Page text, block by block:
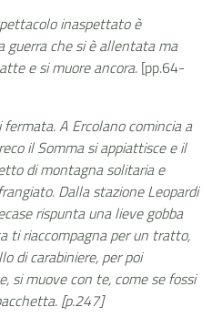
inaspettato è
guerra che si è allentata ma
e si muore ancora. [pp.64-
A Ercolano comincia a
il Somma si appiattisce e il
di montagna solitaria e
Dalla stazione Leopardi
rispunta una lieve gobba
ti riaccompagna per un tratto,
di carabiniere, per poi
si muove con te, come se fossi
[p.247]